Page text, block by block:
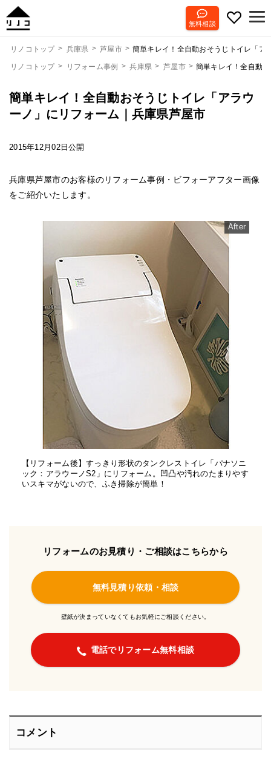
無料相談
リノコトップ 兵庫県 芦屋市 簡単キレイ！全自動おそうじトイレ「ア
リノコトップ リフォーム事例 兵庫県 芦屋市 簡単キレイ！全自動
簡単キレイ！全自動おそうじトイレ「アラウ
ーノ」にリフォーム｜兵庫県芦屋市
2015年12月02日公開
兵庫県芦屋市のお客様のリフォーム事例・ビフォーアフター画像
をご紹介いたします。
After
【リフォーム後】すっきり形状のタンクレストイレ「パナソニ
ック：アラウーノS2」にリフォーム。凹凸や汚れのたまりやす
いスキマがないので、ふき掃除が簡単！
リフォームのお見積り・ご相談はこちらから
無料見積り依頼・相談
壁紙が決まっていなくてもお気軽にご相談ください。
電話でリフォーム無料相談
コメント